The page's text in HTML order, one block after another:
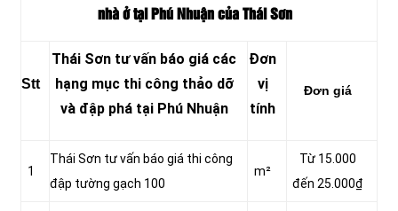
nhà ở tại Phú Nhuận của Thái Sơn
Stt
Thái Sơn tư vấn báo giá các
hạng mục thi công thảo dỡ
và đập phá tại Phú Nhuận
Đơn
vị
tính
Đơn giá
1
Thái Sơn tư vấn báo giá thi công
đập tường gạch 100
m²
Từ 15.000
đến 25.000₫